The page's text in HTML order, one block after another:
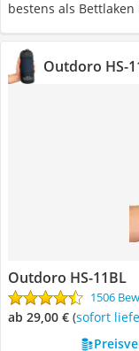
bestens als
Outdoro HS-
Outdoro HS-11BL
1506
ab 29,00 € ( Sofort